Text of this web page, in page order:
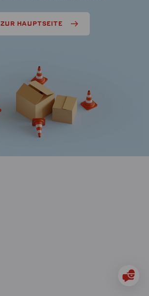
ZUR HAUPTSEITE